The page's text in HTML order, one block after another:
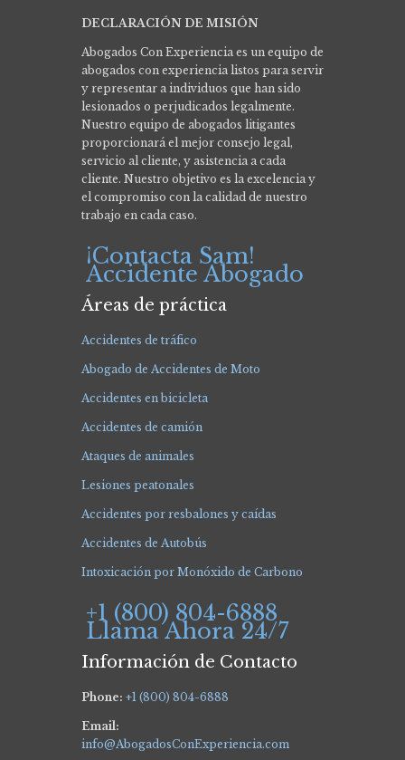
DECLARACIÓN DE MISIÓN
Abogados Con Experiencia es un equipo de
abogados con experiencia listos para servir
y representar a individuos que han sido
lesionados o perjudicados legalmente.
Nuestro equipo de abogados litigantes
proporcionará el mejor consejo legal,
servicio al cliente, y asistencia a cada
cliente. Nuestro objetivo es la excelencia y
el compromiso con la calidad de nuestro
trabajo en cada caso.
¡Contacta Sam!
Accidente Abogado
Áreas de práctica
Accidentes de tráfico
Abogado de Accidentes de Moto
Accidentes en bicicleta
Accidentes de camión
Ataques de animales
Lesiones peatonales
Accidentes por resbalones y caídas
Accidentes de Autobús
Intoxicación por Monóxido de Carbono
+1 (800) 804-6888
Llama Ahora 24/7
Información de Contacto
Phone: +1 (800) 804-6888
Email:
info@AbogadosConExperiencia.com